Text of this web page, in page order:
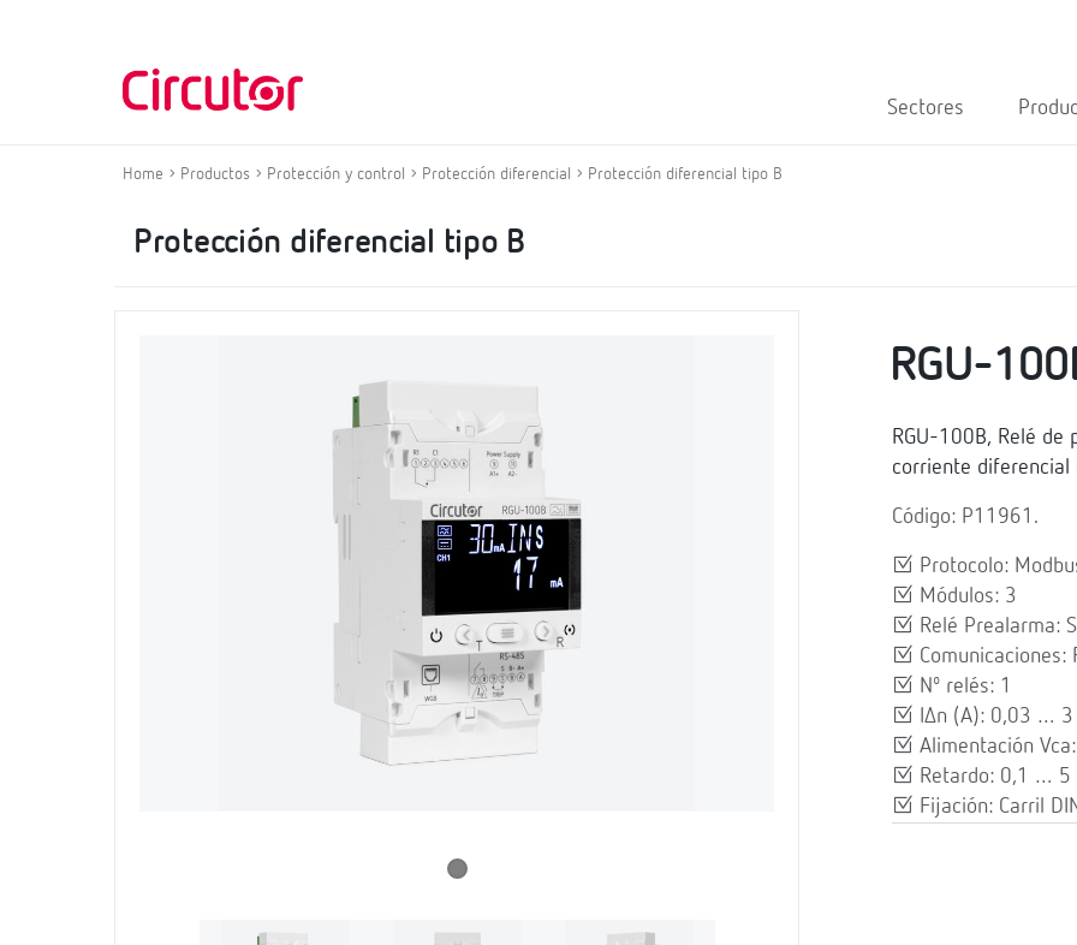
Sectores
Home Productos Protección y control Protección diferencial Protección diferencial tipo B
Protección diferencial tipo B
RGU-
RGU-100B, Relé de
corriente diferencial
Código: P11961.
Protocolo:
Módulos: 3
Relé Prealarma:
Comunicaciones:
Nº relés: 1
IΔn (A): 0,03 … 3
Alimentación
Retardo: 0,1 … 5
Fijación: Carril